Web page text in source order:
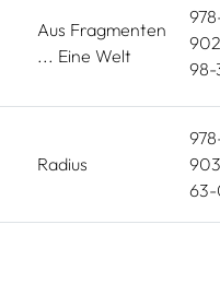
Aus Fragmenten
... Eine Welt
98-
Radius